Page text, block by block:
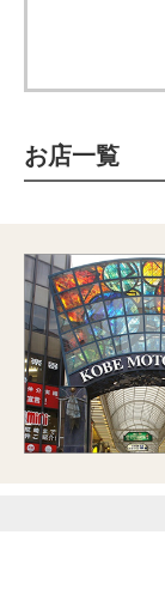
お店一覧